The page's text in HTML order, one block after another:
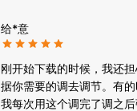
给*意
刚开始下载的时候，我还
据你需要的调去调节。有
我每次用这个调完了调之